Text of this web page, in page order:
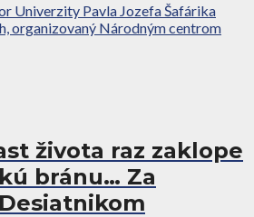
Univerzity Pavla Jozefa Šafárika
organizovaný Národným centrom
života raz zaklope
bránu… Za